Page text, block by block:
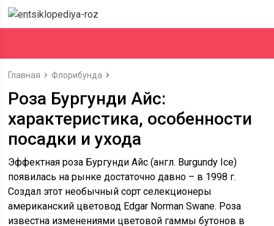
Главная Флорибунда
Роза Бургунди Айс:
характеристика, особенности
посадки и ухода
Эффектная роза Бургунди Айс (англ. Burgundy Ice)
появилась на рынке достаточно давно – в 1998 г.
Создал этот необычный сорт селекционеры
американский цветовод Edgar Norman Swane. Роза
известна изменениями цветовой гаммы бутонов в